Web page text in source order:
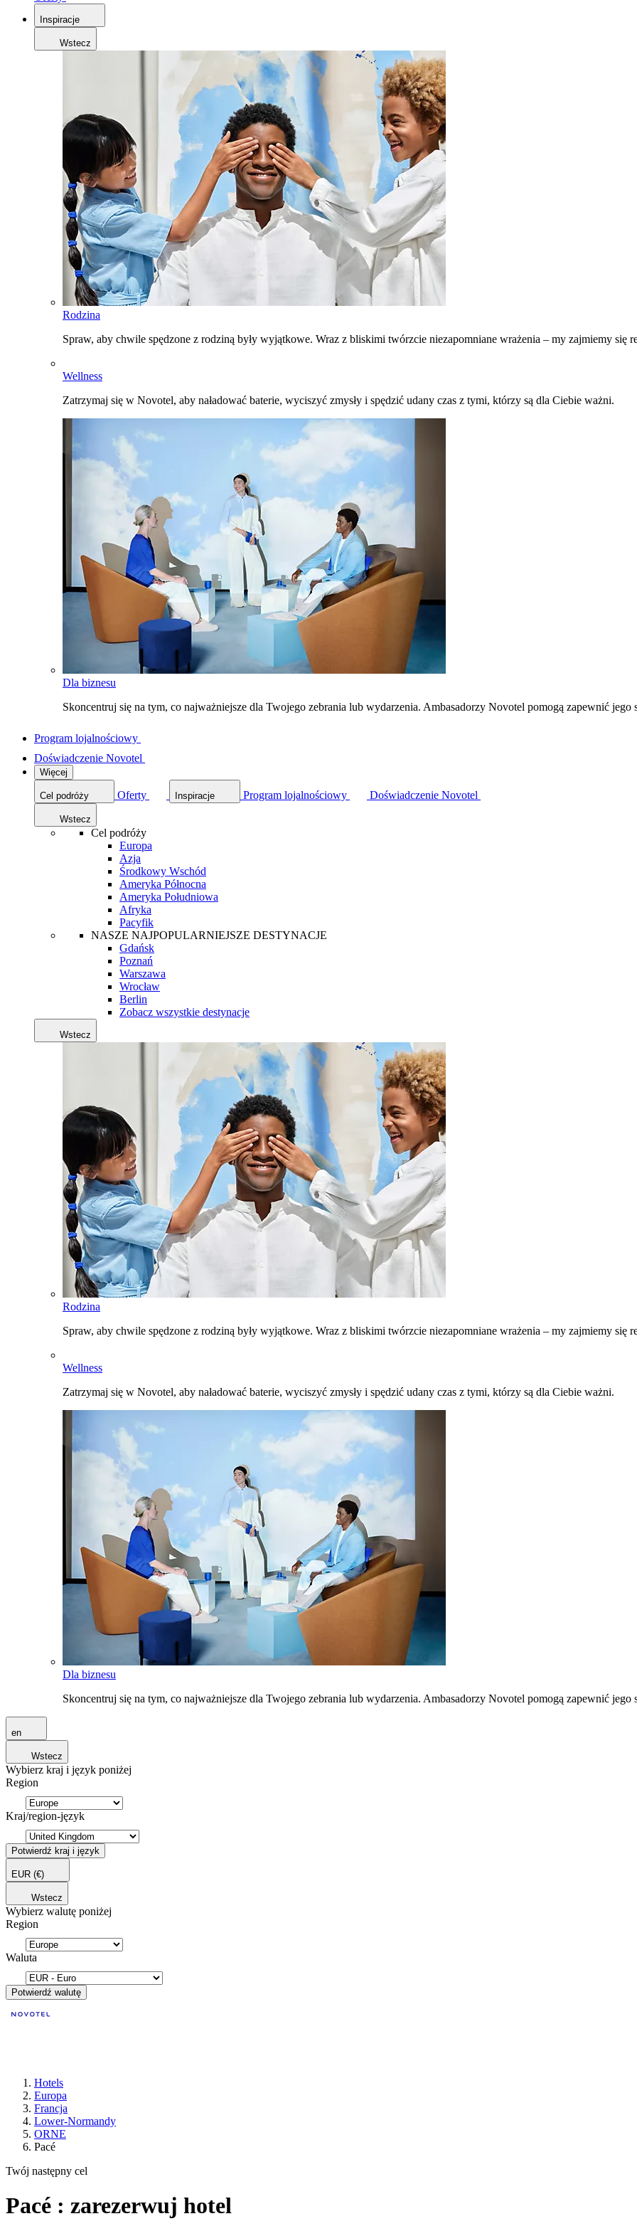
Inspiracje
Wstecz
Rodzina
Spraw, aby chwile spędzone z rodziną były wyjątkowe. Wraz z bliskimi twórzcie niezapomniane wrażenia – my zajmiemy się
Wellness
Zatrzymaj się w Novotel, aby naładować baterie, wyciszyć zmysły i spędzić udany czas z tymi, którzy są dla Ciebie ważni.
Dla biznesu
Skoncentruj się na tym, co najważniejsze dla Twojego zebrania lub wydarzenia. Ambasadorzy Novotel pomogą zapewnić jego
Program lojalnościowy
Doświadczenie Novotel
Więcej
Cel podróży Oferty Inspiracje Program lojalnościowy Doświadczenie Novotel
Wstecz
Cel podróży
Europa
Azja
Środkowy Wschód
Ameryka Północna
Ameryka Południowa
Afryka
Pacyfik
NASZE NAJPOPULARNIEJSZE DESTYNACJE
Gdańsk
Poznań
Warszawa
Wrocław
Berlin
Zobacz wszystkie destynacje
Wstecz
Rodzina
Spraw, aby chwile spędzone z rodziną były wyjątkowe. Wraz z bliskimi twórzcie niezapomniane wrażenia – my zajmiemy się
Wellness
Zatrzymaj się w Novotel, aby naładować baterie, wyciszyć zmysły i spędzić udany czas z tymi, którzy są dla Ciebie ważni.
Dla biznesu
Skoncentruj się na tym, co najważniejsze dla Twojego zebrania lub wydarzenia. Ambasadorzy Novotel pomogą zapewnić jego
en
Wstecz
Wybierz kraj i język poniżej
Region
Kraj/region-język
Potwierdź kraj i język
EUR (€)
Wstecz
Wybierz walutę poniżej
Region
Waluta
Potwierdź walutę
Hotels
Europa
Francja
Lower-Normandy
ORNE
Pacé
Twój następny cel
Pacé : zarezerwuj hotel